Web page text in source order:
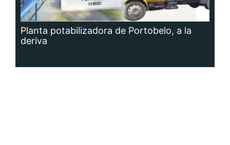
Planta potabilizadora de Portobelo, a la
deriva